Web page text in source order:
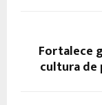
Fortalece
cultura